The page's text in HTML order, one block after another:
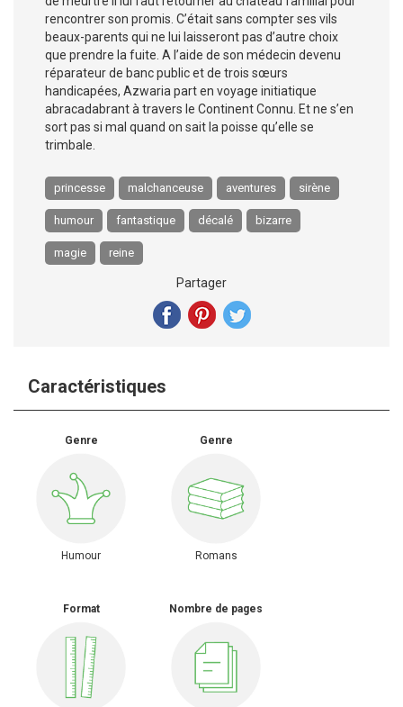
rencontrer son promis. C’était sans compter ses vils
beaux-parents qui ne lui laisseront pas d’autre choix
que prendre la fuite. A l’aide de son médecin devenu
réparateur de banc public et de trois sœurs
handicapées, Azwaria part en voyage initiatique
abracadabrant à travers le Continent Connu. Et ne s’en
sort pas si mal quand on sait la poisse qu’elle se
trimbale.
princesse malchanceuse aventures sirène
humour fantastique décalé bizarre
magie reine
Partager
Caractéristiques
Genre
Humour
Genre
Romans
Format Nombre de pages